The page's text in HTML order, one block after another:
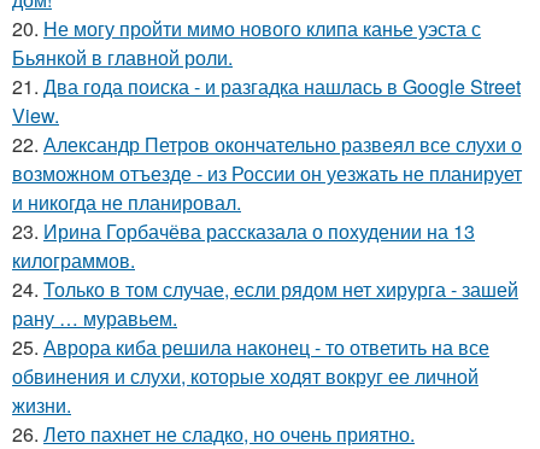
20. Не могу пройти мимо нового клипа канье уэста с
Бьянкой в главной роли.
21. Два года поиска - и разгадка нашлась в Google Street
View.
22. Александр Петров окончательно развеял все слухи о
возможном отъезде - из России он уезжать не планирует
и никогда не планировал.
23. Ирина Горбачёва рассказала о похудении на 13
килограммов.
24. Только в том случае, если рядом нет хирурга - зашей
рану … муравьем.
25. Аврора киба решила наконец - то ответить на все
обвинения и слухи, которые ходят вокруг ее личной
жизни.
26. Лето пахнет не сладко, но очень приятно.